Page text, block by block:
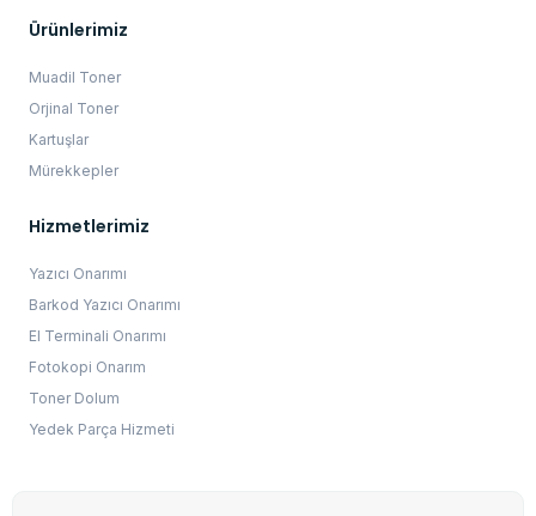
Ürünlerimiz
Muadil Toner
Orjinal Toner
Kartuşlar
Mürekkepler
Hizmetlerimiz
Yazıcı Onarımı
Barkod Yazıcı Onarımı
El Terminali Onarımı
Fotokopi Onarım
Toner Dolum
Yedek Parça Hizmeti